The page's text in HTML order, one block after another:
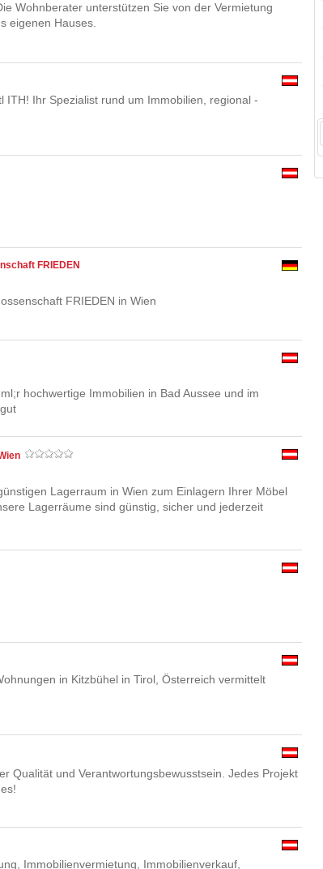
Wohnberater unterstützen Sie von der Vermietung
eigenen Hauses.
Ihr Spezialist rund um Immobilien, regional -
FRIEDEN
FRIEDEN in Wien
hochwertige Immobilien in Bad Aussee und im
Lagerraum in Wien zum Einlagern Ihrer Möbel
Lagerräume sind günstig, sicher und jederzeit
in Kitzbühel in Tirol, Österreich vermittelt
Qualität und Verantwortungsbewusstsein. Jedes Projekt
Immobilienvermietung, Immobilienverkauf,